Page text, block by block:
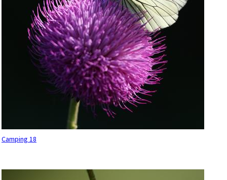
Camping 18